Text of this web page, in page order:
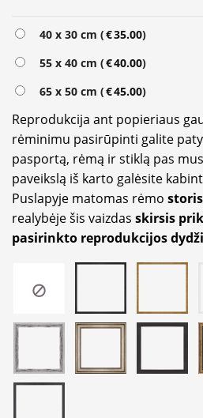
40 x 30 cm (€35.00)
55 x 40 cm (€40.00)
65 x 50 cm (€45.00)
Reprodukcija ant popieriaus
rėminimu pasirūpinti galite
pasportą, rėmą ir stiklą pas
paveikslą iš karto galėsite
Puslapyje matomas rėmo
realybėje šis vaizdas skirsis
pasirinkto reprodukcijos
Alternative: